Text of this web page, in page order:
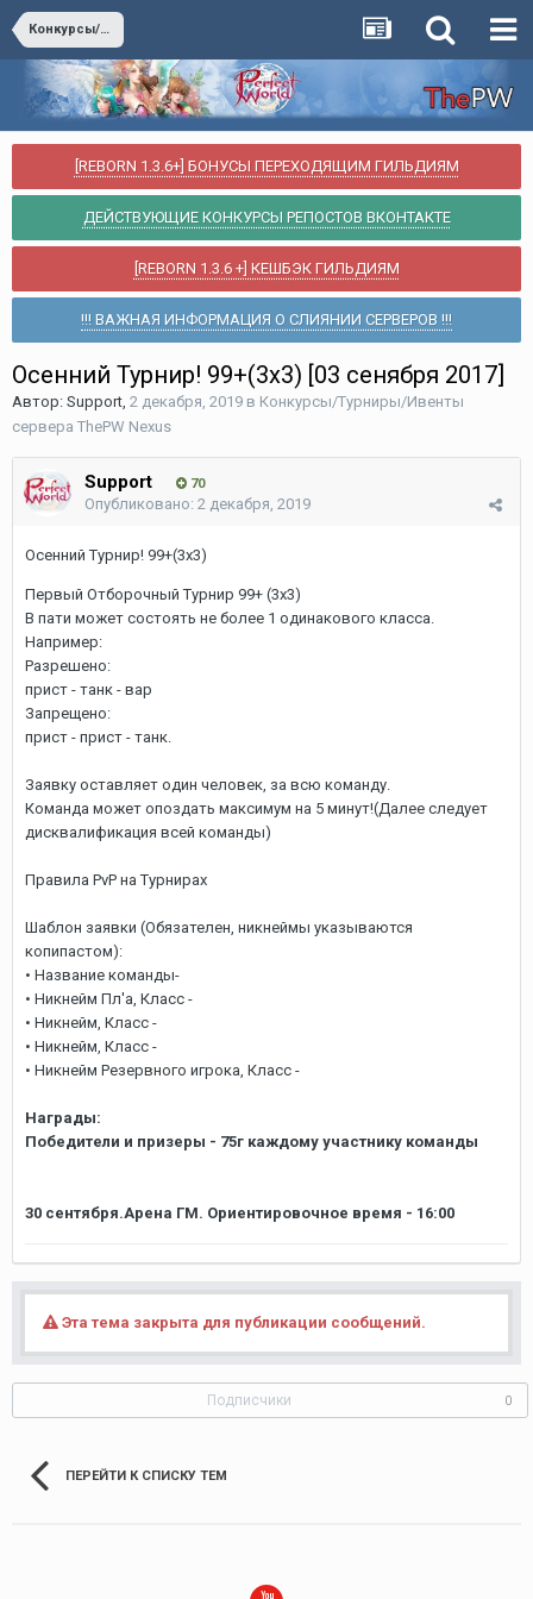
Конкурсы/Турниры/Ивенты сервера ThePW Nexus
[REBORN 1.3.6+] БОНУСЫ ПЕРЕХОДЯЩИМ ГИЛЬДИЯМ
ДЕЙСТВУЮЩИЕ КОНКУРСЫ РЕПОСТОВ ВКОНТАКТЕ
[REBORN 1.3.6 +] КЕШБЭК ГИЛЬДИЯМ
!!! ВАЖНАЯ ИНФОРМАЦИЯ О СЛИЯНИИ СЕРВЕРОВ !!!
Осенний Турнир! 99+(3х3) [03 сенября 2017]
Автор: Support, 2 декабря, 2019 в Конкурсы/Турниры/Ивенты
сервера ThePW Nexus
Support 70
Опубликовано: 2 декабря, 2019
Осенний Турнир! 99+(3х3)
Первый Отборочный Турнир 99+ (3х3)
В пати может состоять не более 1 одинакового класса.
Например:
Разрешено:
прист - танк - вар
Запрещено:
прист - прист - танк.
Заявку оставляет один человек, за всю команду.
Команда может опоздать максимум на 5 минут!(Далее следует
дисквалификация всей команды)
Правила PvP на Турнирах
Шаблон заявки (Обязателен, никнеймы указываются
копипастом):
• Название команды-
• Никнейм Пл'а, Класс -
• Никнейм, Класс -
• Никнейм, Класс -
• Никнейм Резервного игрока, Класс -
Награды:
Победители и призеры - 75г каждому участнику команды
30 сентября.Арена ГМ. Ориентировочное время - 16:00
Эта тема закрыта для публикации сообщений.
Подписчики 0
ПЕРЕЙТИ К СПИСКУ ТЕМ